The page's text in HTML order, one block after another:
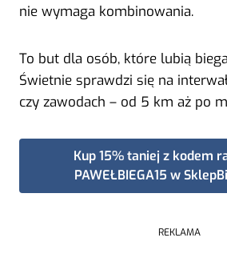
nie wymaga kombinowania.
To but dla osób, które lubią
Świetnie sprawdzi się na
czy zawodach – od 5 km aż po
Kup 15% taniej z kodem
PAWEŁBIEGA15 w
REKLAMA